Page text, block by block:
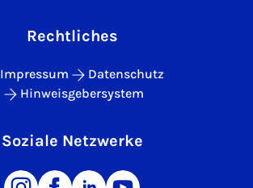
Rechtliches
Impressum
Datenschutz
Hinweisgebersystem
Soziale Netzwerke